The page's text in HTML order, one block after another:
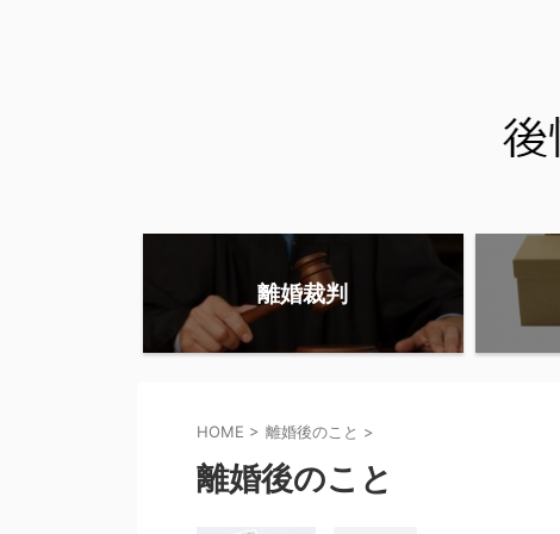
離婚裁判
HOME > 離婚後のこと >
離婚後のこと